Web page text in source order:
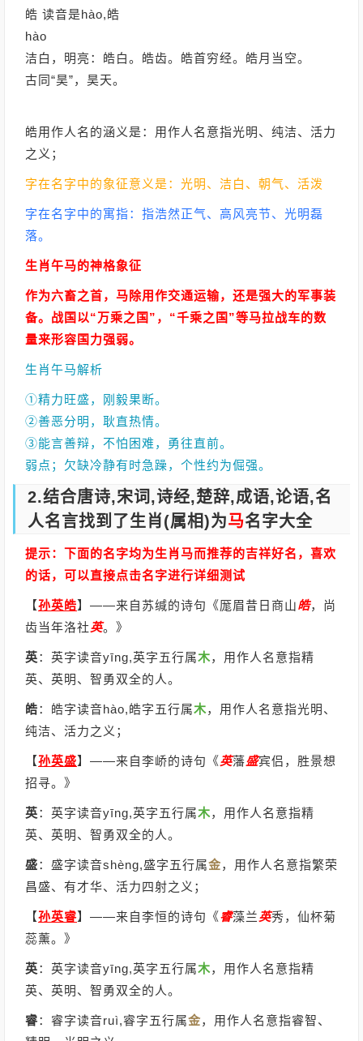
皓 读音是hào,皓
hào
洁白，明亮：皓白。皓齿。皓首穷经。皓月当空。
古同“昊”，昊天。
皓用作人名的涵义是：用作人名意指光明、纯洁、活力
之义；
字在名字中的象征意义是：光明、洁白、朝气、活泼
字在名字中的寓指：指浩然正气、高风亮节、光明磊
落。
生肖午马的神格象征
作为六畜之首，马除用作交通运输，还是强大的军事装
备。战国以“万乘之国”，“千乘之国”等马拉战车的数
量来形容国力强弱。
生肖午马解析
①精力旺盛，刚毅果断。
②善恶分明，耿直热情。
③能言善辩，不怕困难，勇往直前。
弱点；欠缺冷静有时急躁，个性约为倔强。
2.结合唐诗,宋词,诗经,楚辞,成语,论语,名
人名言找到了生肖(属相)为马名字大全
提示：下面的名字均为生肖马而推荐的吉祥好名，喜欢
的话，可以直接点击名字进行详细测试
【孙英皓】 ——来自苏缄的诗句《厖眉昔日商山皓，尚
齿当年洛社英。》
英：英字读音yīng,英字五行属木，用作人名意指精
英、英明、智勇双全的人。
皓：皓字读音hào,皓字五行属木，用作人名意指光明、
纯洁、活力之义；
【孙英盛】 ——来自李峤的诗句《英藩盛宾侣，胜景想
招寻。》
英：英字读音yīng,英字五行属木，用作人名意指精
英、英明、智勇双全的人。
盛：盛字读音shèng,盛字五行属金，用作人名意指繁荣
昌盛、有才华、活力四射之义；
【孙英睿】 ——来自李恒的诗句《睿藻兰英秀，仙杯菊
蕊薰。》
英：英字读音yīng,英字五行属木，用作人名意指精
英、英明、智勇双全的人。
睿：睿字读音ruì,睿字五行属金，用作人名意指睿智、